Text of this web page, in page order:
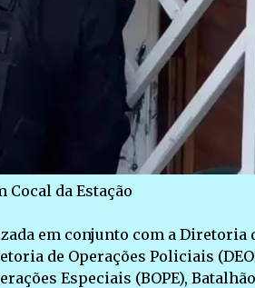
da Estação
em conjunto com a Diretoria
de Operações Policiais
Especiais (BOPE),